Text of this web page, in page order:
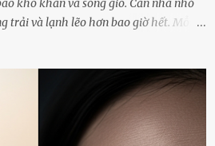
khó khăn và sóng gió. Căn nhà nhỏ
trải và lạnh lẽo hơn bao giờ hết. Mỗi
chẳng còn muốn làm gì ngoài việc
cuộc sống không cho phép tôi mãi
hàng, bạn bè và những người thân
chức tang lễ chu toàn. Và hôm nay là